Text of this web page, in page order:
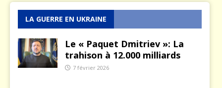
LA GUERRE EN UKRAINE
Le « Paquet Dmitriev »: La
trahison à 12.000 milliards
7 février 2026